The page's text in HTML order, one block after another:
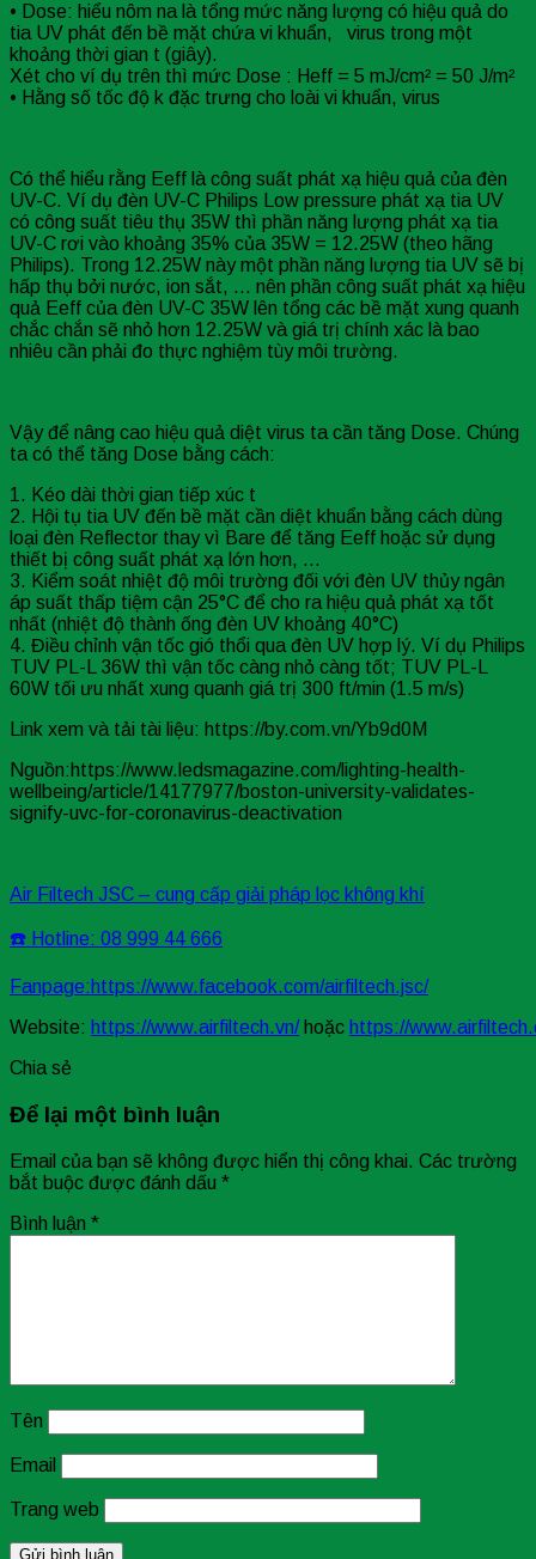
• Dose: hiểu nôm na là tổng mức năng lượng có hiệu quả do
tia UV phát đến bề mặt chứa vi khuẩn, virus trong một
khoảng thời gian t (giây).
Xét cho ví dụ trên thì mức Dose : Heff = 5 mJ/cm² = 50 J/m²
• Hằng số tốc độ k đặc trưng cho loài vi khuẩn, virus
Có thể hiểu rằng Eeff là công suất phát xạ hiệu quả của đèn
UV-C. Ví dụ đèn UV-C Philips Low pressure phát xạ tia UV
có công suất tiêu thụ 35W thì phần năng lượng phát xạ tia
UV-C rơi vào khoảng 35% của 35W = 12.25W (theo hãng
Philips). Trong 12.25W này một phần năng lượng tia UV sẽ bị
hấp thụ bởi nước, ion sắt, … nên phần công suất phát xạ hiệu
quả Eeff của đèn UV-C 35W lên tổng các bề mặt xung quanh
chắc chắn sẽ nhỏ hơn 12.25W và giá trị chính xác là bao
nhiêu cần phải đo thực nghiệm tùy môi trường.
Vậy để nâng cao hiệu quả diệt virus ta cần tăng Dose. Chúng
ta có thể tăng Dose bằng cách:
1. Kéo dài thời gian tiếp xúc t
2. Hội tụ tia UV đến bề mặt cần diệt khuẩn bằng cách dùng
loại đèn Reflector thay vì Bare để tăng Eeff hoặc sử dụng
thiết bị công suất phát xạ lớn hơn, …
3. Kiểm soát nhiệt độ môi trường đối với đèn UV thủy ngân
áp suất thấp tiệm cận 25°C để cho ra hiệu quả phát xạ tốt
nhất (nhiệt độ thành ống đèn UV khoảng 40°C)
4. Điều chỉnh vận tốc gió thổi qua đèn UV hợp lý. Ví dụ Philips
TUV PL-L 36W thì vận tốc càng nhỏ càng tốt; TUV PL-L
60W tối ưu nhất xung quanh giá trị 300 ft/min (1.5 m/s)
Link xem và tải tài liệu: https://by.com.vn/Yb9d0M
Nguồn:https://www.ledsmagazine.com/lighting-health-
wellbeing/article/14177977/boston-university-validates-
signify-uvc-for-coronavirus-deactivation
Air Filtech JSC – cung cấp giải pháp lọc không khí
☎️ Hotline: 08 999 44 666
Fanpage:https://www.facebook.com/airfiltech.jsc/
Website: https://www.airfiltech.vn/hoặc https://
Chia sẻ
Để lại một bình luận
Email của bạn sẽ không được hiển thị công khai. Các trường
bắt buộc được đánh dấu *
Bình luận *
Tên
Email
Trang web